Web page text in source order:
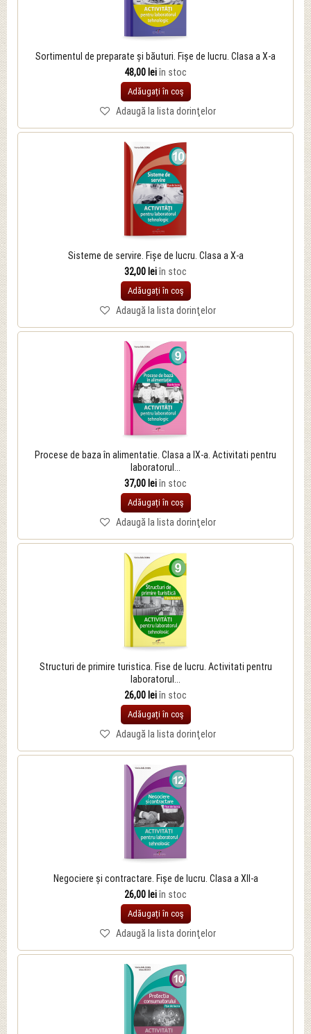
Sortimentul de preparate și băuturi. Fișe de lucru. Clasa a X-a
48,00 leiîn stoc
Adăugați în coş
Adaugă la lista dorinţelor
Sisteme de servire. Fișe de lucru. Clasa a X-a
32,00 leiîn stoc
Adăugați în coş
Adaugă la lista dorinţelor
Procese de baza în alimentatie. Clasa a IX-a. Activitati pentru
laboratorul...
37,00 leiîn stoc
Adăugați în coş
Adaugă la lista dorinţelor
Structuri de primire turistica. Fise de lucru. Activitati pentru
laboratorul...
26,00 leiîn stoc
Adăugați în coş
Adaugă la lista dorinţelor
Negociere și contractare. Fișe de lucru. Clasa a XII-a
26,00 leiîn stoc
Adăugați în coş
Adaugă la lista dorinţelor